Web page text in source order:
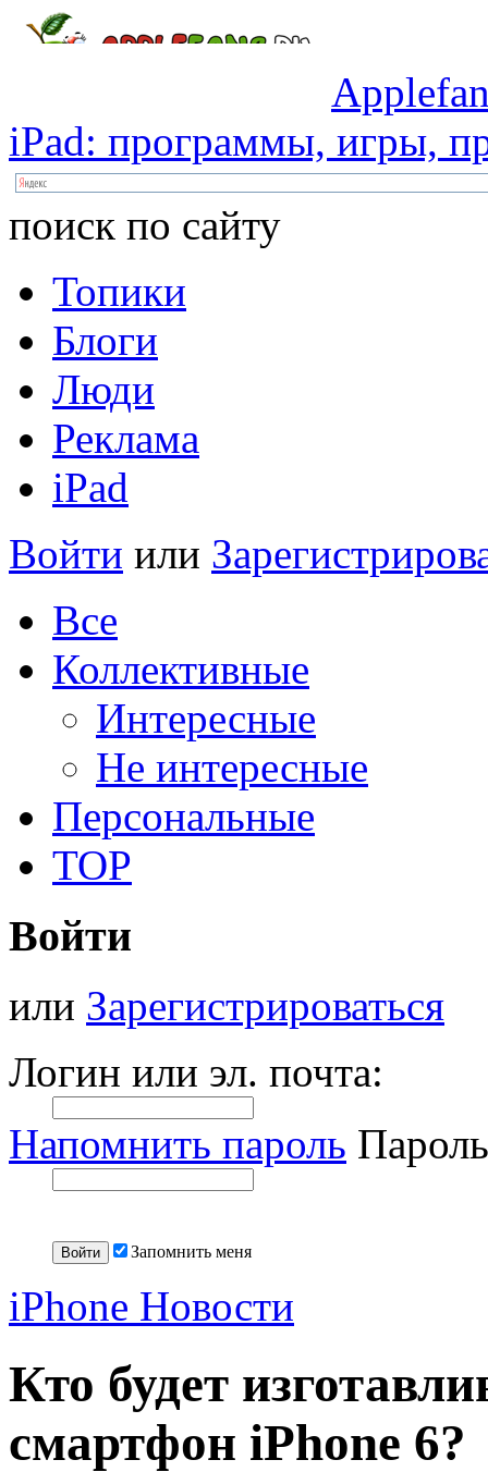
iPad: программы, игры,
поиск по сайту
Топики
Блоги
Люди
Реклама
iPad
Войти или
Все
Коллективные
Интересные
Не интересные
Персональные
TOP
Войти
или Зарегистрироваться
Логин или эл. почта:
Напомнить пароль
Запомнить меня
iPhone Новости
Кто будет
смартфон iPhone 6?